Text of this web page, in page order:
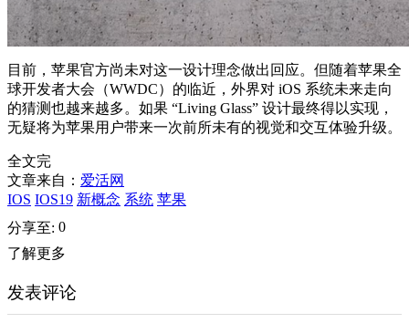
目前，苹果官方尚未对这一设计理念做出回应。但随着苹果全
球开发者大会（WWDC）的临近，外界对 iOS 系统未来走向
的猜测也越来越多。如果 “Living Glass” 设计最终得以实现，
无疑将为苹果用户带来一次前所未有的视觉和交互体验升级。
全文完
文章来自： 爱活网
IOS IOS19 新概念 系统 苹果
分享至: 0
了解更多
发表评论